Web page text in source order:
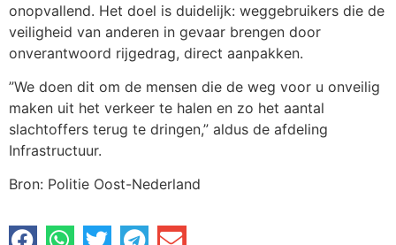
onopvallend. Het doel is duidelijk: weggebruikers die de
veiligheid van anderen in gevaar brengen door
onverantwoord rijgedrag, direct aanpakken.
​”We doen dit om de mensen die de weg voor u onveilig
maken uit het verkeer te halen en zo het aantal
slachtoffers terug te dringen,” aldus de afdeling
Infrastructuur.
Bron: Politie Oost-Nederland